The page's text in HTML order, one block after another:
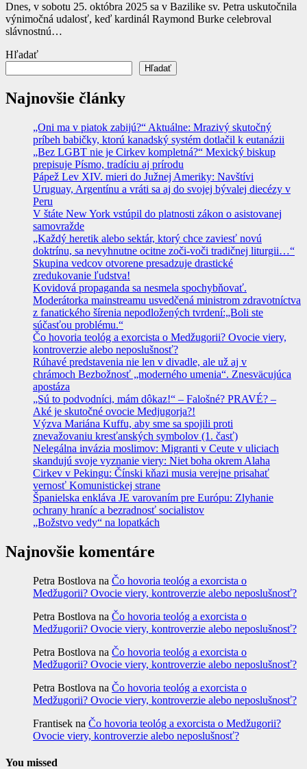
Dnes, v sobotu 25. októbra 2025 sa v Bazilike sv. Petra uskutočnila
výnimočná udalosť, keď kardinál Raymond Burke celebroval
slávnostnú…
Hľadať
Hľadať
Najnovšie články
„Oni ma v piatok zabijú?“ Aktuálne: Mrazivý skutočný
príbeh babičky, ktorú kanadský systém dotlačil k eutanázii
„Bez LGBT nie je Cirkev kompletná?“ Mexický biskup
prepisuje Písmo, tradíciu aj prírodu
Pápež Lev XIV. mieri do Južnej Ameriky: Navštívi
Uruguay, Argentínu a vráti sa aj do svojej bývalej diecézy v
Peru
V štáte New York vstúpil do platnosti zákon o asistovanej
samovražde
„Každý heretik alebo sektár, ktorý chce zaviesť novú
doktrínu, sa nevyhnutne ocitne zoči-voči tradičnej liturgii…“
Skupina vedcov otvorene presadzuje drastické
zredukovanie ľudstva!
Kovidová propaganda sa nesmela spochybňovať.
Moderátorka mainstreamu usvedčená ministrom zdravotníctva
z fanatického šírenia nepodložených tvrdení:„Boli ste
súčasťou problému.“
Čo hovoria teológ a exorcista o Medžugorii? Ovocie viery,
kontroverzie alebo neposlušnosť?
Rúhavé predstavenia nie len v divadle, ale už aj v
chrámoch Bezbožnosť „moderného umenia“. Znesväcujúca
apostáza
„Sú to podvodníci, mám dôkaz!“ – Falošné? PRAVÉ? –
Aké je skutočné ovocie Medjugorja?!
Výzva Mariána Kuffu, aby sme sa spojili proti
znevažovaniu kresťanských symbolov (1. časť)
Nelegálna invázia moslimov: Migranti v Ceute v uliciach
skandujú svoje vyznanie viery: Niet boha okrem Alaha
Cirkev v Pekingu: Čínski kňazi musia verejne prisahať
vernosť Komunistickej strane
Španielska enkláva JE varovaním pre Európu: Zlyhanie
ochrany hraníc a bezradnosť socialistov
„Božstvo vedy“ na lopatkách
Najnovšie komentáre
Petra Bostlova na Čo hovoria teológ a exorcista o
Medžugorii? Ovocie viery, kontroverzie alebo neposlušnosť?
Petra Bostlova na Čo hovoria teológ a exorcista o
Medžugorii? Ovocie viery, kontroverzie alebo neposlušnosť?
Petra Bostlova na Čo hovoria teológ a exorcista o
Medžugorii? Ovocie viery, kontroverzie alebo neposlušnosť?
Petra Bostlova na Čo hovoria teológ a exorcista o
Medžugorii? Ovocie viery, kontroverzie alebo neposlušnosť?
Frantisek na Čo hovoria teológ a exorcista o Medžugorii?
Ovocie viery, kontroverzie alebo neposlušnosť?
You missed